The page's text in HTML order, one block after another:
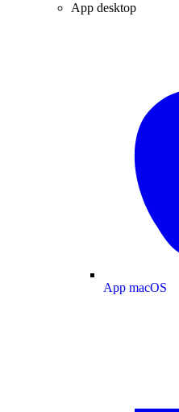
App desktop
App macOS